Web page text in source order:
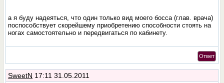
а я буду надеяться, что один только вид моего босса (глав. врача)
поспособствует скорейшему приобретению способности стоять на
ногах самостоятельно и передвигаться по кабинету.
Ответ
SweetN 17:11 31.05.2011